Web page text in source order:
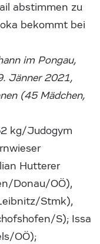
abstimmen zu
bekommt bei
im Pongau,
Jänner 2021,
(45 Mädchen,
kg/Judogym
Hutterer
Donau/OÖ),
Stmk),
S); Issa
OÖ);